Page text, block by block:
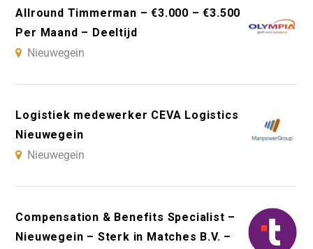
Allround Timmerman – €3.000 – €3.500
Per Maand – Deeltijd
Nieuwegein
Logistiek medewerker CEVA Logistics
Nieuwegein
Nieuwegein
Compensation & Benefits Specialist –
Nieuwegein – Sterk in Matches B.V. –